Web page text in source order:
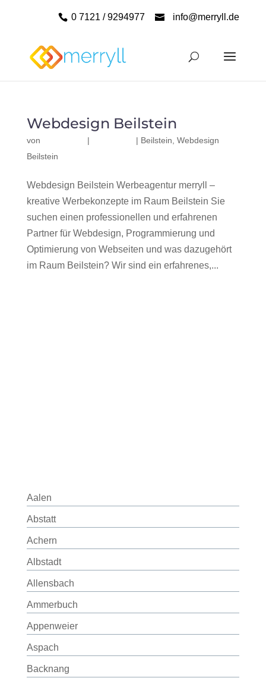
0 7121 / 9294977 info@merryll.de
Webdesign Beilstein
von | | Beilstein Webdesign
Beilstein
Webdesign Beilstein Werbeagentur merryll –
kreative Werbekonzepte im Raum Beilstein Sie
suchen einen professionellen und erfahrenen
Partner für Webdesign, Programmierung und
Optimierung von Webseiten und was dazugehört
im Raum Beilstein? Wir sind ein erfahrenes,...
Aalen
Abstatt
Achern
Albstadt
Allensbach
Ammerbuch
Appenweier
Aspach
Backnang